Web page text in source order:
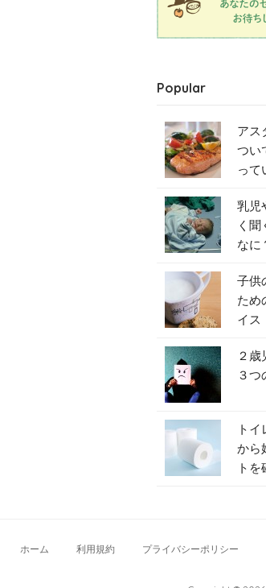
Popular
アス
つい
って
乳児
く
なに
子供
ため
イス
２歳
３つ
ト
から
トを
ホーム 利用規約 プライバシーポリシー